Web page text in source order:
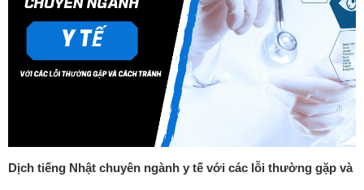
Dịch tiếng Nhật chuyên ngành y tế với các lỗi thường gặp và